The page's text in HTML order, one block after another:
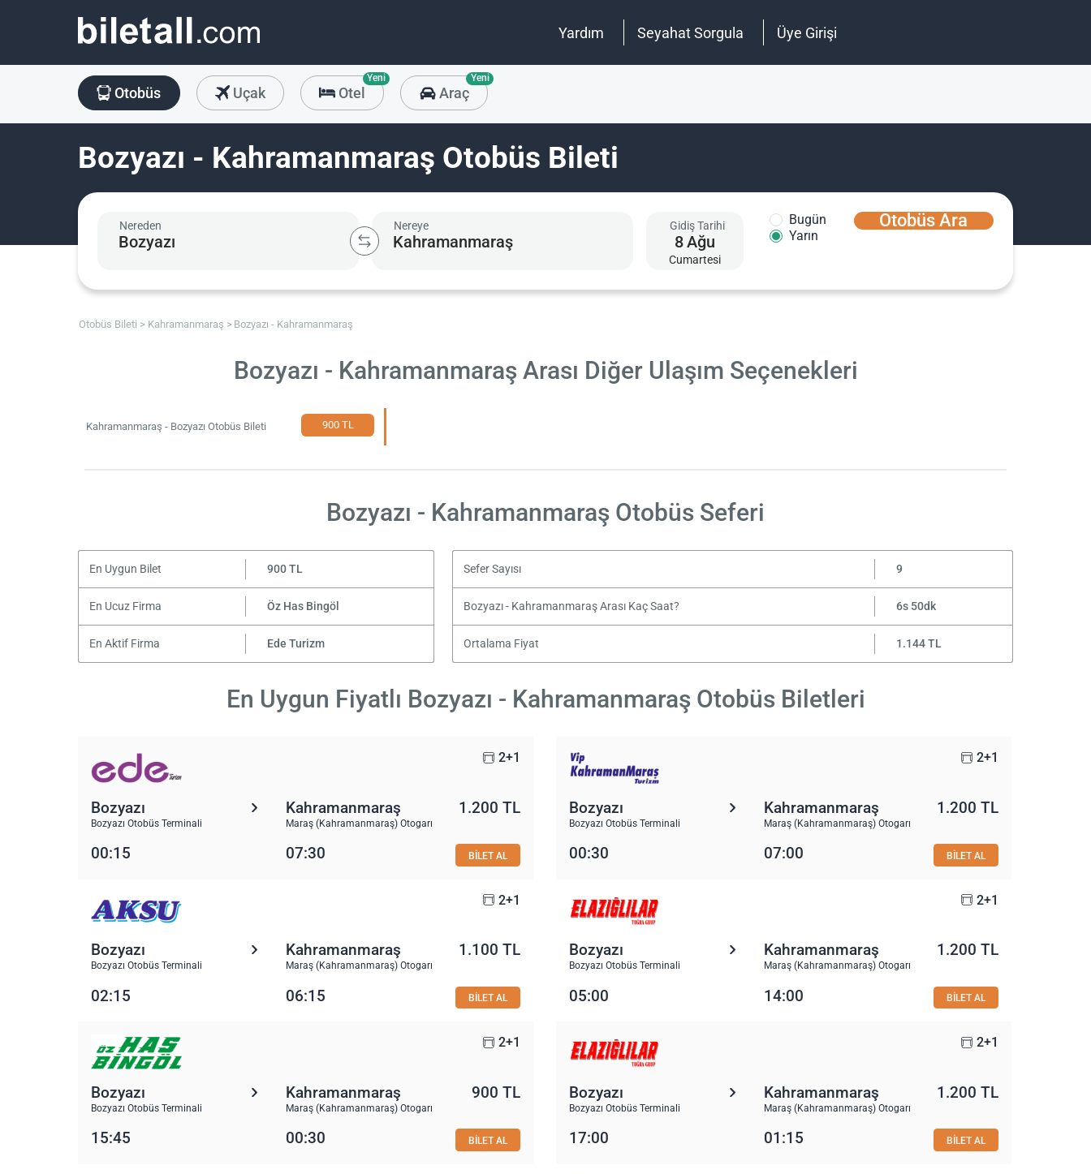
Yardım Seyahat Sorgula Üye Girişi
Otobüs Uçak Otel
Yeni
Araç
Yeni
Bozyazı - Kahramanmaraş Otobüs Bileti
Nereden Nereye Gidiş Tarihi
8Ağu
Cumartesi
Bugün
Yarın
Otobüs Ara
Otobüs Bileti Kahramanmaraş Bozyazı - Kahramanmaraş
Bozyazı - Kahramanmaraş Arası Diğer Ulaşım Seçenekleri
Kahramanmaraş - Bozyazı Otobüs Bileti 900 TL
Bozyazı - Kahramanmaraş Otobüs Seferi
En Uygun Bilet 900 TL Sefer Sayısı 9
En Ucuz Firma Öz Has Bingöl Bozyazı - Kahramanmaraş Arası Kaç Saat? 6s 50dk
En Aktif Firma Ede Turizm Ortalama Fiyat 1.144 TL
En Uygun Fiyatlı Bozyazı - Kahramanmaraş Otobüs Biletleri
2+1
Bozyazı
Bozyazı Otobüs Terminali
Kahramanmaraş
Maraş (Kahramanmaraş) Otogarı
1.200 TL
00:15 07:30 BİLET AL
2+1
Bozyazı
Bozyazı Otobüs Terminali
Kahramanmaraş
Maraş (Kahramanmaraş) Otogarı
1.200 TL
00:30 07:00 BİLET AL
2+1
Bozyazı
Bozyazı Otobüs Terminali
Kahramanmaraş
Maraş (Kahramanmaraş) Otogarı
1.100 TL
02:15 06:15 BİLET AL
2+1
Bozyazı
Bozyazı Otobüs Terminali
Kahramanmaraş
Maraş (Kahramanmaraş) Otogarı
1.200 TL
05:00 14:00 BİLET AL
2+1
Bozyazı
Bozyazı Otobüs Terminali
Kahramanmaraş
Maraş (Kahramanmaraş) Otogarı
900 TL
15:45 00:30 BİLET AL
2+1
Bozyazı
Bozyazı Otobüs Terminali
Kahramanmaraş
Maraş (Kahramanmaraş) Otogarı
1.200 TL
17:00 01:15 BİLET AL